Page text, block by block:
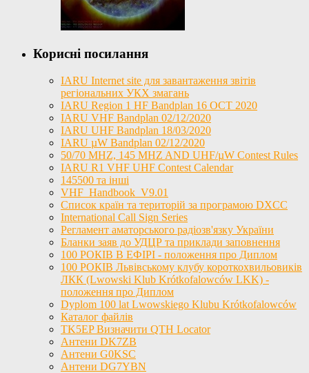
Корисні посилання
IARU Internet site для завантаження звітів
регіональних УКХ змагань
IARU Region 1 HF Bandplan 16 OCT 2020
IARU VHF Bandplan 02/12/2020
IARU UHF Bandplan 18/03/2020
IARU µW Bandplan 02/12/2020
50/70 MHZ, 145 MHZ AND UHF/µW Contest Rules
IARU R1 VHF UHF Contest Calendar
145500 та інші
VHF_Handbook_V9.01
Список країн та територій за програмою DXCC
International Call Sign Series
Регламент аматорського радіозв'язку України
Бланки заяв до УДЦР та приклади заповнення
100 РОКІВ В ЕФІРІ - положення про Диплом
100 РОКІВ Львівському клубу короткохвильовиків
ЛКК (Lwowski Klub Krótkofalowców LKK) -
положення про Диплом
Dyplom 100 lat Lwowskiego Klubu Krótkofalowców
Каталог файлів
TK5EP Визначити QTH Locator
Антени DK7ZB
Антени G0KSC
Антени DG7YBN